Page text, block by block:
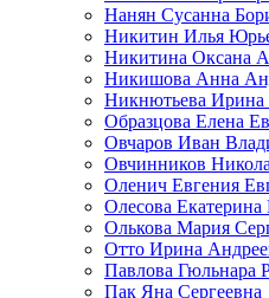
Нанян Сусанна
Никитин Илья
Никитина Оксана
Никишова Анна
Никнютьева Ирина
Образцова Елена
Овчаров Иван
Овчинников
Оленич Евгения
Олесова Екатерина
Олькова Мария
Отто Ирина
Павлова Гюльнара
Пак Яна Сергеевна